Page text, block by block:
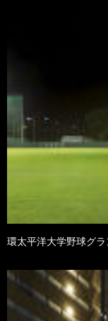
環太平洋大学野球グ